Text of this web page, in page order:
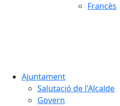
Francès
Ajuntament
Salutació de l'Alcalde
Govern